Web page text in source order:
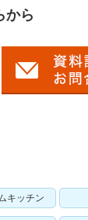
から
キッチン